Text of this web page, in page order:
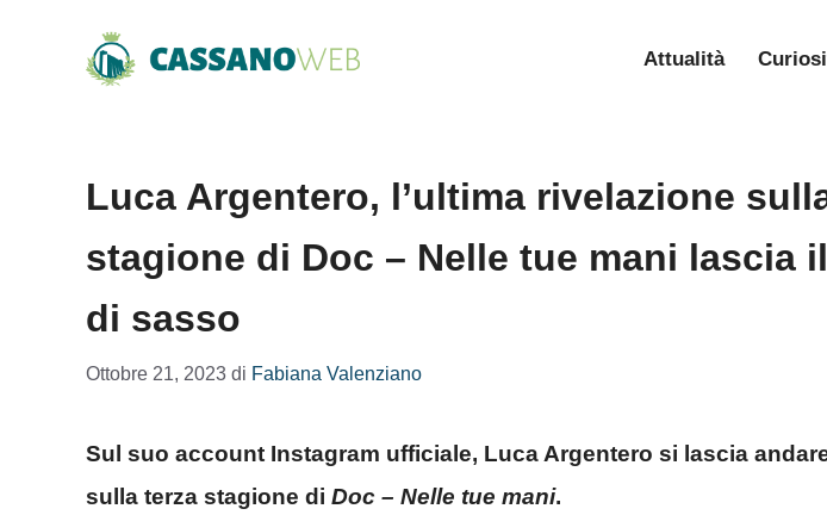
Attualità
Luca Argentero, l’ultima rivelazione
stagione di Doc – Nelle tue mani lascia
di sasso
Ottobre 21, 2023 di Fabiana Valenziano
Sul suo account Instagram ufficiale, Luca Argentero si lascia
sulla terza stagione di Doc – Nelle tue mani.